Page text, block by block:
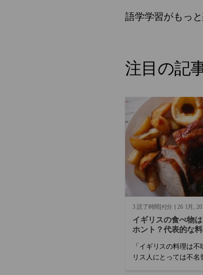
語学学習がもっ
注目の記
3 読了時間[#]分 26 1月
イギリスの食べ物
ホント？代表的な
「イギリスの料理は
リス人にとっては不名